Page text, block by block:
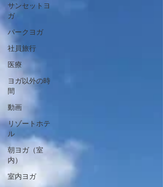
サンセットヨ
ガ
パークヨガ
社員旅行
医療
ヨガ以外の時
間
動画
リゾートホテ
ル
朝ヨガ（室
内）
室内ヨガ